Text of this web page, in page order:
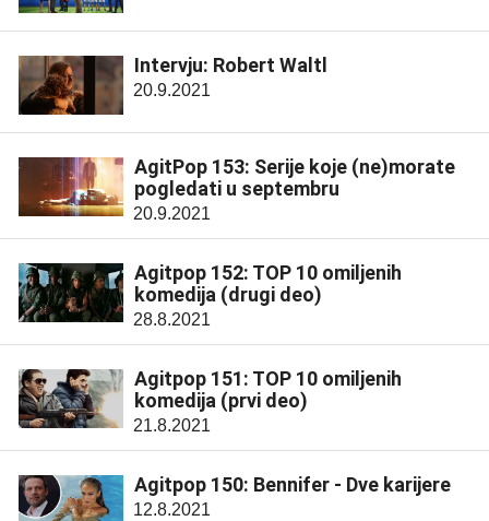
Intervju: Robert Waltl
20.9.2021
AgitPop 153: Serije koje (ne)morate
pogledati u septembru
20.9.2021
Agitpop 152: TOP 10 omiljenih
komedija (drugi deo)
28.8.2021
Agitpop 151: TOP 10 omiljenih
komedija (prvi deo)
21.8.2021
Agitpop 150: Bennifer - Dve karijere
12.8.2021